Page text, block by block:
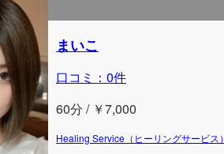
まいこ
口コミ：0件
60分 / ￥7,000
Healing Service（ヒーリングサービス）